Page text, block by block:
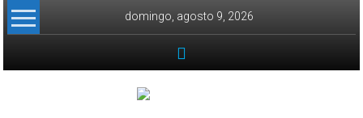
Skip to content
domingo, agosto 9, 2026